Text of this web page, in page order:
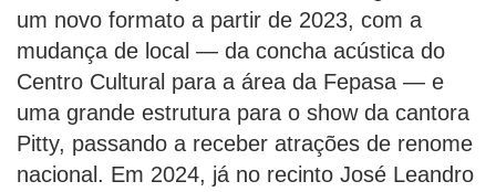
um novo formato a partir de 2023, com a
mudança de local — da concha acústica do
Centro Cultural para a área da Fepasa — e
uma grande estrutura para o show da cantora
Pitty, passando a receber atrações de renome
nacional. Em 2024, já no recinto José Leandro